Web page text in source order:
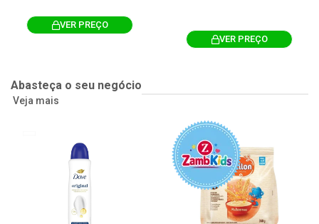
VER PREÇO
VER PREÇO
Abasteça o seu negócio
Veja mais